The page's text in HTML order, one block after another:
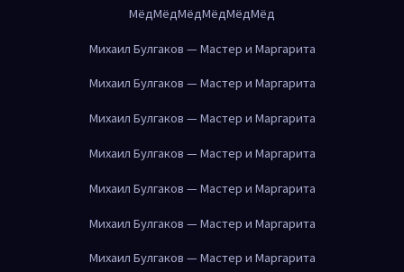
МёдМёдМёдМёдМёдМёд
Михаил Булгаков — Мастер и Маргарита
Михаил Булгаков — Мастер и Маргарита
Михаил Булгаков — Мастер и Маргарита
Михаил Булгаков — Мастер и Маргарита
Михаил Булгаков — Мастер и Маргарита
Михаил Булгаков — Мастер и Маргарита
Михаил Булгаков — Мастер и Маргарита